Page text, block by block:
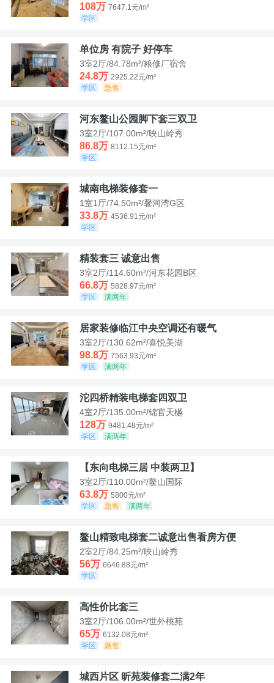
108万 7647.1元/m²
学区
单位房 有院子 好停车
3室2厅/84.78m²/粮修厂宿舍
24.8万 2925.22元/m²
学区
急售
河东鳌山公园脚下套三双卫
3室2厅/107.00m²/映山岭秀
86.8万 8112.15元/m²
学区
城南电梯装修套一
1室1厅/74.50m²/馨河湾G区
33.8万 4536.91元/m²
学区
精装套三 诚意出售
3室2厅/114.60m²/河东花园B区
66.8万 5828.97元/m²
学区
满两年
居家装修临江中央空调还有暖气
3室2厅/130.62m²/喜悦美湖
98.8万 7563.93元/m²
学区
满两年
沱四桥精装电梯套四双卫
4室2厅/135.00m²/锦官天樾
128万 9481.48元/m²
学区
满两年
【东向电梯三居 中装两卫】
3室2厅/110.00m²/鳌山国际
63.8万 5800元/m²
学区
急售 满两年
鳌山精致电梯套二诚意出售看房方便
2室2厅/84.25m²/映山岭秀
56万 6646.88元/m²
学区
高性价比套三
3室2厅/106.00m²/世外桃苑
65万 6132.08元/m²
学区
急售
城西片区 昕苑装修套二满2年